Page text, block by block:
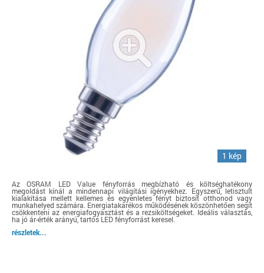
1 kép
Az OSRAM LED Value fényforrás megbízható és költséghatékony
megoldást kínál a mindennapi világítási igényekhez. Egyszerű, letisztult
kialakítása mellett kellemes és egyenletes fényt biztosít otthonod vagy
munkahelyed számára. Energiatakarékos működésének köszönhetően segít
csökkenteni az energiafogyasztást és a rezsiköltségeket. Ideális választás,
ha jó ár-érték arányú, tartós LED fényforrást keresel.
részletek...